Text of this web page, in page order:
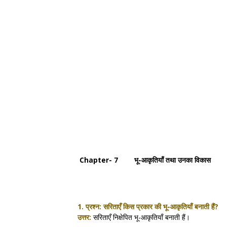
Chapter- 7 भू-आकृतियाँ तथा उनका विकास
1. प्रश्न: सरिताएँ किस प्रकार की भू-आकृतियाँ बनाती हैं?
उत्तर: सरिताएँ निक्षेपित भू-आकृतियाँ बनाती हैं।